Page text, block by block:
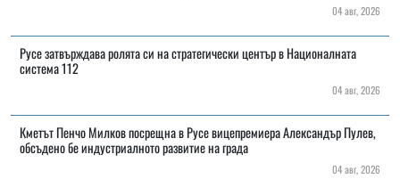
04 авг, 2026
Русе затвърждава ролята си на стратегически център в Националната
система 112
04 авг, 2026
Кметът Пенчо Милков посрещна в Русе вицепремиера Александър Пулев,
обсъдено бе индустриалното развитие на града
04 авг, 2026